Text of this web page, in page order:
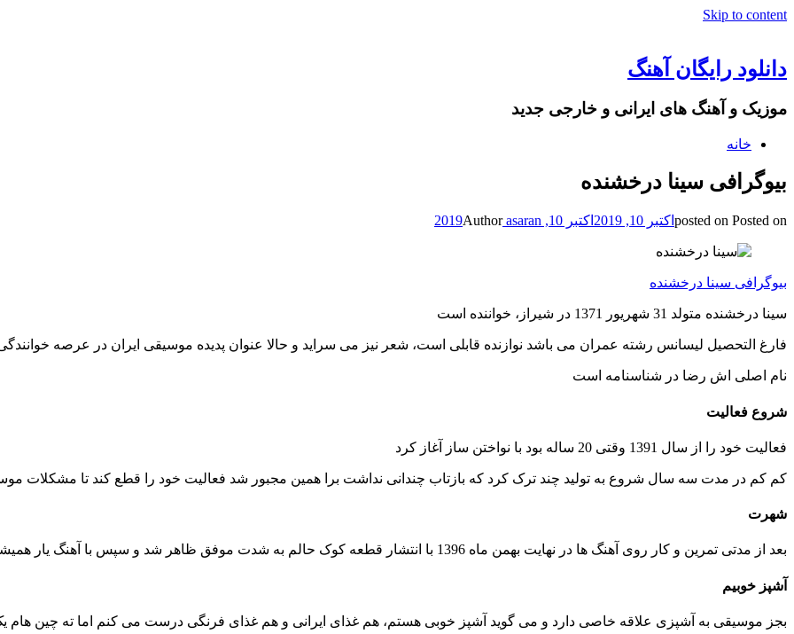
Skip to content
دانلود رایگان آهنگ
موزیک و آهنگ های ایرانی و خارجی جدید
خانه
بیوگرافی سینا درخشنده
posted on Posted on اکتبر 10, 2019 اکتبر 10, 2019 Authorasaran
بیوگرافی سینا درخشنده
سینا درخشنده متولد 31 شهریور 1371 در شیراز، خواننده است
فارغ التحصیل لیسانس رشته عمران می باشد نوازنده قابلی است، شعر نیز می سراید و حالا عنوان پدیده موسیقی ایران در عرصه
نام اصلی اش رضا در شناسنامه است
شروع فعالیت
فعالیت خود را از سال 1391 وقتی 20 ساله بود با نواختن ساز آغاز کرد
کم کم در مدت سه سال شروع به تولید چند ترک کرد که بازتاب چندانی نداشت برا همین مجبور شد فعالیت خود را قطع کند تا مشکلات
شهرت
بعد از مدتی تمرین و کار روی آهنگ ها در نهایت بهمن ماه 1396 با انتشار قطعه کوک حالم به شدت موفق ظاهر شد و سپس با آهنگ یار همیشگی سر زبان ها افتاد
آشپز خوبیم
بجز موسیقی به آشپزی علاقه خاصی دارد و می گوید آشپز خوبی هستم، هم غذای ایرانی و هم غذای فرنگی درست می کنم اما ته چین